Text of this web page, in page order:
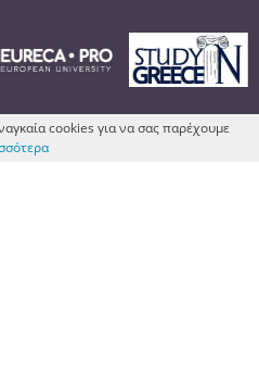
cookies για να σας παρέχουμε